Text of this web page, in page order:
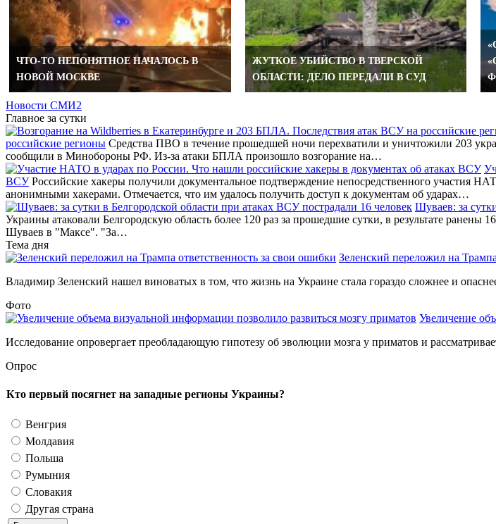
ЧТО-ТО НЕПОНЯТНОЕ НАЧАЛОСЬ В
НОВОЙ МОСКВЕ
ЖУТКОЕ УБИЙСТВО В ТВЕРСКОЙ
ОБЛАСТИ: ДЕЛО ПЕРЕДАЛИ В СУД
Новости СМИ2
Главное за сутки
российские регионы Средства ПВО в течение прошедшей ночи перехватили и уничтожили 203
сообщили в Минобороны РФ. Из-за атаки БПЛА произошло возгорание на…
ВСУРоссийские хакеры получили документальное подтверждение непосредственного участия
анонимными хакерами. Отмечается, что им удалось получить доступ к документам об ударах…
Шуваев: за
Украины атаковали Белгородскую область более 120 раз за прошедшие сутки, в результате
Шуваев в "Максе". "За…
Тема дня
Зеленский переложил на
Владимир Зеленский нашел виноватых в том, что жизнь на Украине стала гораздо сложнее и
Фото
Увеличение
Исследование опровергает преобладающую гипотезу об эволюции мозга у приматов и
Опрос
Кто первый посягнет на западные регионы Украины?
Венгрия
Молдавия
Польша
Румыния
Словакия
Другая страна